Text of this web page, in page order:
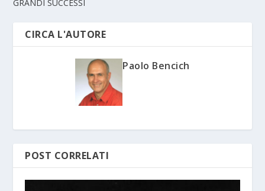
GRANDI SUCCESSI
CIRCA L'AUTORE
Paolo Bencich
POST CORRELATI